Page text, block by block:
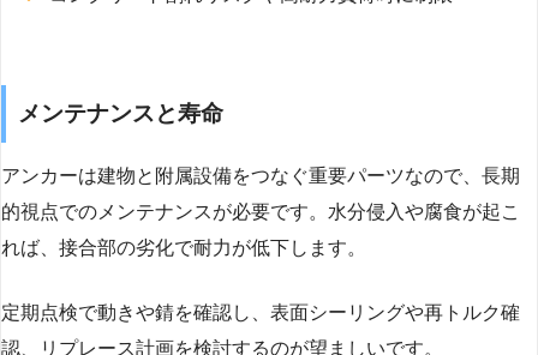
メンテナンスと寿命
アンカーは建物と附属設備をつなぐ重要パーツなので、長期
的視点でのメンテナンスが必要です。水分侵入や腐食が起こ
れば、接合部の劣化で耐力が低下します。
定期点検で動きや錆を確認し、表面シーリングや再トルク確
認、リプレース計画を検討するのが望ましいです。